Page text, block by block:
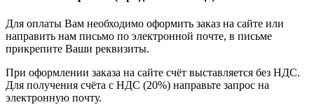
Для оплаты Вам необходимо оформить заказ на сайте или
направить нам письмо по электронной почте, в письме
прикрепите Ваши реквизиты.
При оформлении заказа на сайте счёт выставляется без НДС.
Для получения счёта с НДС (20%) направьте запрос на
электронную почту.